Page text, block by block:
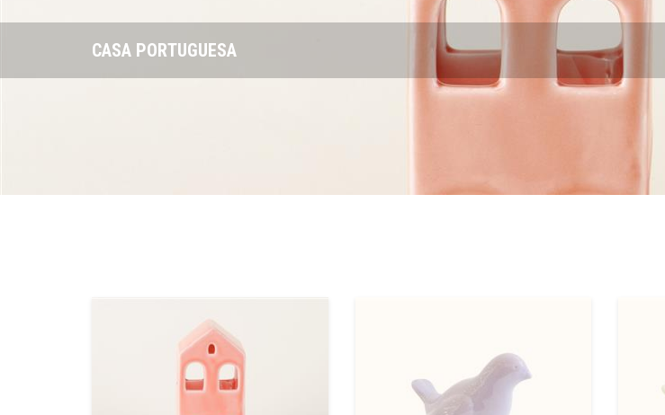
CASA PORTUGUESA